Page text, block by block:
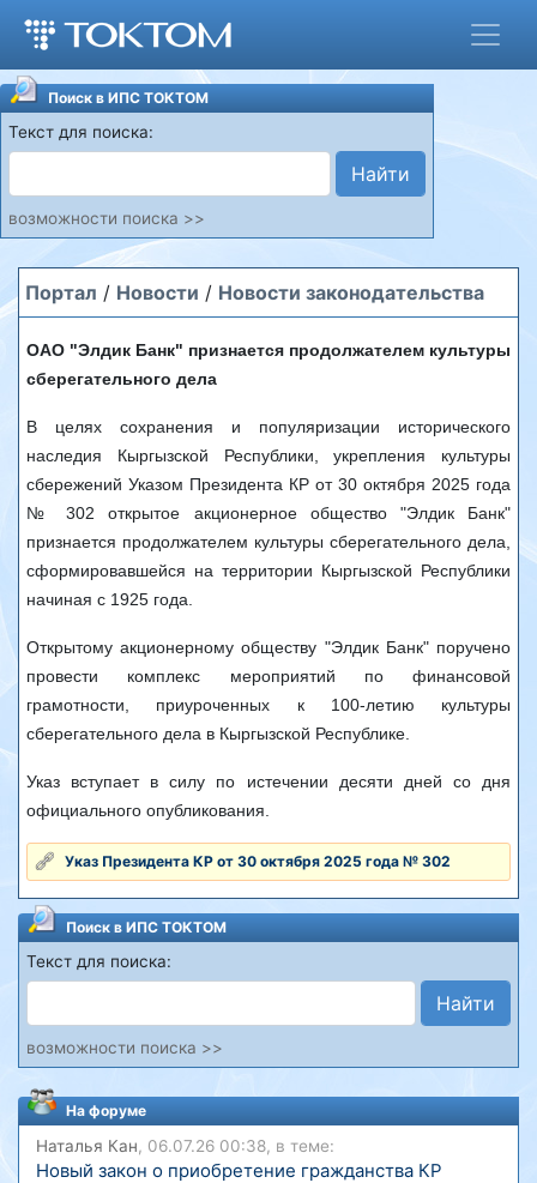
Поиск в ИПС ТОКТОМ
Текст для поиска:
Найти
возможности поиска >>
Портал / Новости / Новости законодательства
ОАО "Элдик Банк" признается продолжателем культуры
сберегательного дела
В целях сохранения и популяризации исторического
наследия Кыргызской Республики, укрепления культуры
сбережений Указом Президента КР от 30 октября 2025 года
№ 302 открытое акционерное общество "Элдик Банк"
признается продолжателем культуры сберегательного дела,
сформировавшейся на территории Кыргызской Республики
начиная с 1925 года.
Открытому акционерному обществу "Элдик Банк" поручено
провести комплекс мероприятий по финансовой
грамотности, приуроченных к 100-летию культуры
сберегательного дела в Кыргызской Республике.
Указ вступает в силу по истечении десяти дней со дня
официального опубликования.
Указ Президента КР от 30 октября 2025 года № 302
Поиск в ИПС ТОКТОМ
Текст для поиска:
Найти
возможности поиска >>
На форуме
Наталья Кан, 06.07.26 00:38, в теме:
Новый закон о приобретение гражданства КР